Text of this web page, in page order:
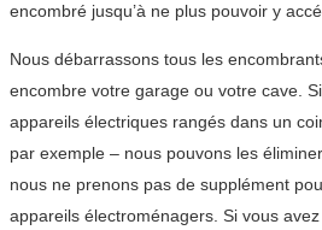
encombré jusqu’à ne plus pouvoir y
Nous débarrassons tous les
encombre votre garage ou votre cave.
appareils électriques rangés dans un
par exemple – nous pouvons les
nous ne prenons pas de supplément
appareils électroménagers. Si vous